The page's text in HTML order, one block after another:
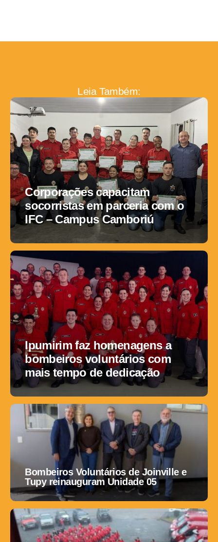
Leia Também:
Corporações capacitam
socorristas em parceria com o
IFC – Campus Camboriú
Ipumirim faz homenagens a
bombeiros voluntários com
mais tempo de dedicação
Bombeiros Voluntários de Joinville e
Tupy reinauguram Unidade 05